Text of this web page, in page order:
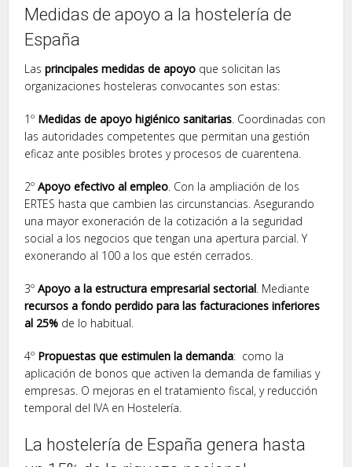
Medidas de apoyo a la hostelería de
España
Lasprincipales medidas de apoyo que solicitan las
organizaciones hosteleras convocantes son estas:
1º Medidas de apoyo higiénico sanitarias. Coordinadas con
las autoridades competentes que permitan una gestión
eficaz ante posibles brotes y procesos de cuarentena.
2ºApoyo efectivo al empleo. Con la ampliación de los
ERTES hasta que cambien las circunstancias. Asegurando
una mayor exoneración de la cotización a la seguridad
social a los negocios que tengan una apertura parcial. Y
exonerando al 100 a los que estén cerrados.
3ºApoyo a la estructura empresarial sectorial. Mediante
recursos a fondo perdido para las facturaciones inferiores
al 25% de lo habitual.
4º Propuestas que estimulen la demanda: como la
aplicación de bonos que activen la demanda de familias y
empresas. O mejoras en el tratamiento fiscal, y reducción
temporal del IVA en Hostelería.
La hostelería de España genera hasta